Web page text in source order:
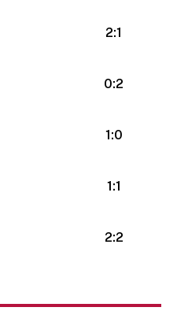
2:1
0:2
1:0
1:1
2:2